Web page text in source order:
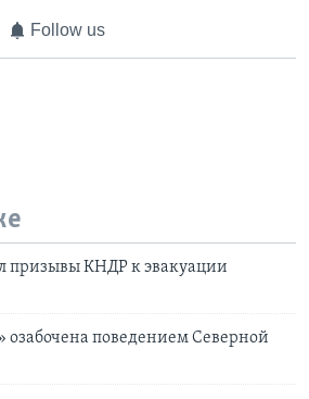
Follow us
призывы КНДР к эвакуации
озабочена поведением Северной